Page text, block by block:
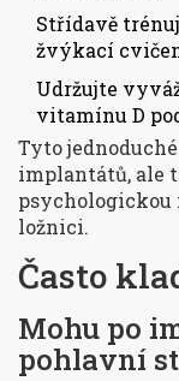
Střídavě
žvýkací
Udržujte
vitamínu D
Tyto
implantátů, ale
psychologickou
ložnici.
Často
Mohu po
pohlavní